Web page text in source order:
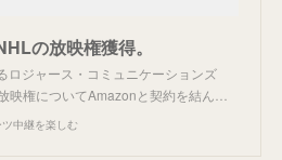
の放映権獲得。
ロジャース・コミュニケーションズ
映権についてAmazonと契約を結ん…
中継を楽しむ